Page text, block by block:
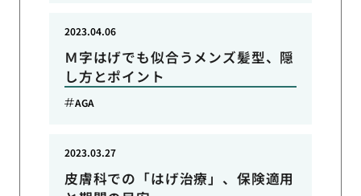
Ｍ字はげでも似合うメンズ髪型、隠
し方とポイント
2023.04.06
AGA
皮膚科での「はげ治療」、保険適用
2023.03.27